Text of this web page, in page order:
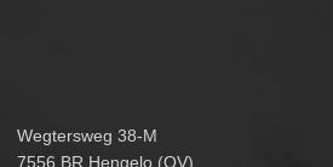
Wegtersweg 38-M
7556 BR Hengelo (OV)